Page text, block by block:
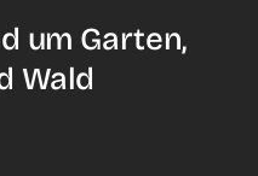
um Garten,
Wald